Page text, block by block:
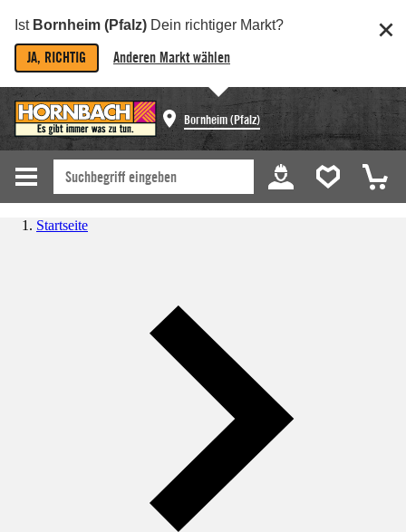
Ist Bornheim (Pfalz) Dein richtiger Markt?
JA, RICHTIG Anderen Markt wählen
Bornheim (Pfalz)
Startseite